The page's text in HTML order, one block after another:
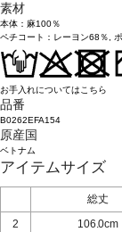
素材
本体：麻100％
ペチコート：レーヨン68％,
お手入れについてはこちら
品番
B0262EFA154
原産国
ベトナム
アイテムサイズ
総丈
2
106.0cm